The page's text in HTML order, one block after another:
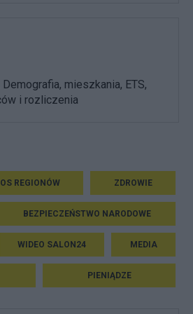
mieszkania, ETS,
i rozliczenia
REGIONÓW ZDROWIE
BEZPIECZEŃSTWO NARODOWE
WIDEO SALON24 MEDIA
PIENIĄDZE